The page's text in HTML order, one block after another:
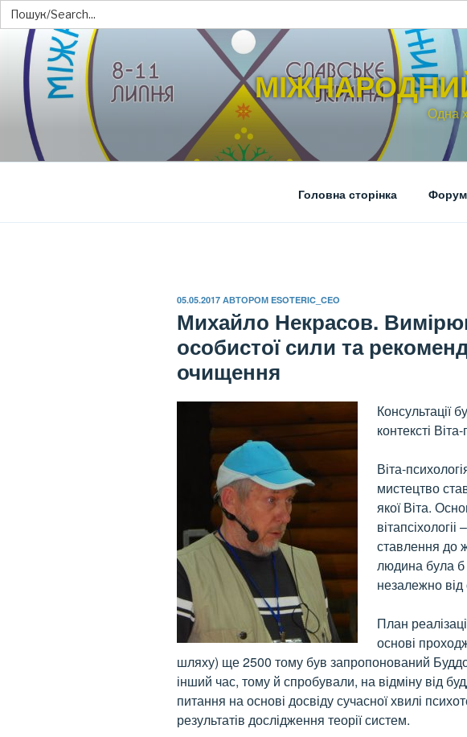
Search
for:
Перейти
вмісту
Одна
Головна сторінка Форум
ОПУБЛІКОВАНО
05.05.2017 АВТОРОМ ESOTERIC_CEO
Михайло Некрасов.
особистої сили та
очищення
Консультації
контексті
Віта-
мистецтво
якої Віта.
ставлення до
людина була
незалежно
План
основі
шляху) ще 2500 тому був запропонований
інший час, тому й спробували, на відміну від
питання на основі досвіду сучасної хвилі
результатів дослідження теорії систем.